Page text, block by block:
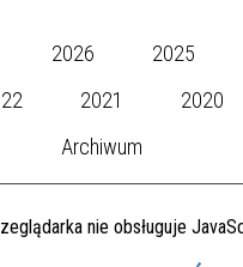
2026 2025
2021 2020
Archiwum
nie obsługuje